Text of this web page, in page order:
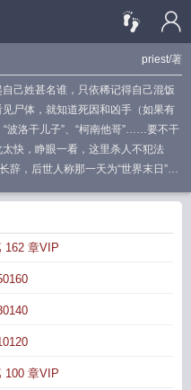
priest/著
己姓甚名谁，只依稀记得自己混饭
尸体，就知道死因和凶手（如果有
“波洛干儿子”、“柯南他哥”……要不干
快，睁眼一看，这里杀人不犯法
辞，后世人称那一天为“世界末日”。
种。化为灰烬后，我就是世界之
残受备注扫雷：1.主cp耽美，其他
等。2.系列文，单本结束时可能存
，中途可能开小差。4.更新时间为
失踪，不更新会挂假条、或在前一章
完整版
纯白恶魔霹雳书屋
162 章VIP
100 章VIP